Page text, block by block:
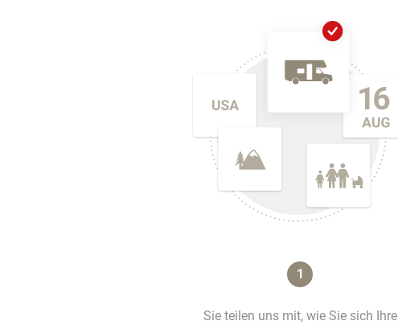
1
Sie teilen uns mit, wie Sie sich Ihre